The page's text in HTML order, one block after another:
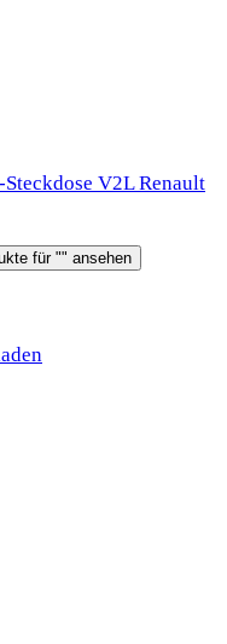
V2L Renault
für "" ansehen